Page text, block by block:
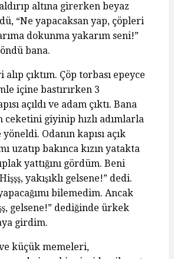
altına girerken beyaz
“Ne yapacaksan yap, çöpleri
dokunma yakarım seni!”
bana.
çıktım. Çöp torbası epeyce
içine bastırırken 3
açıldı ve adam çıktı. Bana
ceketini giyinip hızlı adımlarla
Odanın kapısı açık
uzatıp bakınca kızın yatakta
yattığını gördüm. Beni
yakışıklı gelsene!” dedi.
bilemedim. Ancak
gelsene!” dediğinde ürkek
girdim.
küçük memeleri,